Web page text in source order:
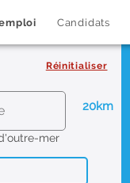
Candidats
Réinitialiser
20km
mer